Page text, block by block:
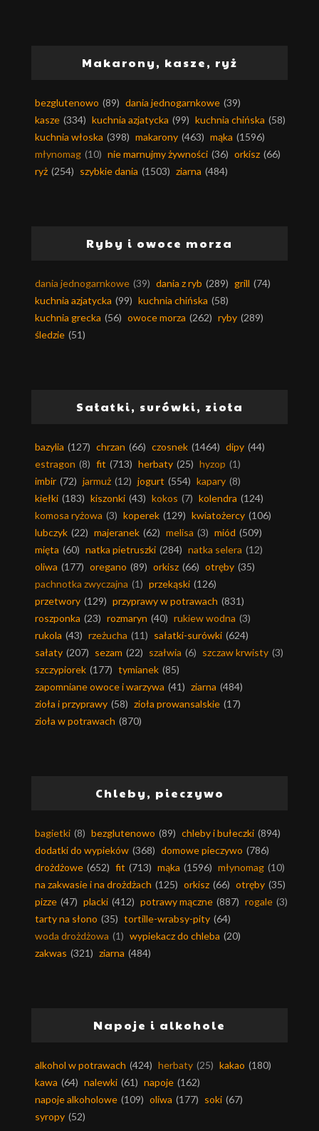
Makarony, kasze, ryż
bezglutenowo (89) dania jednogarnkowe (39)
kasze (334) kuchnia azjatycka (99) kuchnia chińska (58)
kuchnia włoska (398) makarony (463) mąka (1596)
młynomag (10) nie marnujmy żywności (36) orkisz (66)
ryż (254) szybkie dania (1503) ziarna (484)
Ryby i owoce morza
dania jednogarnkowe (39) dania z ryb (289) grill (74)
kuchnia azjatycka (99) kuchnia chińska (58)
kuchnia grecka (56) owoce morza (262) ryby (289)
śledzie (51)
Sałatki, surówki, zioła
bazylia (127) chrzan (66) czosnek (1464) dipy (44)
estragon (8) fit (713) herbaty (25) hyzop (1)
imbir (72) jarmuż (12) jogurt (554) kapary (8)
kiełki (183) kiszonki (43) kokos (7) kolendra (124)
komosa ryżowa (3) koperek (129) kwiatożercy (106)
lubczyk (22) majeranek (62) melisa (3) miód (509)
mięta (60) natka pietruszki (284) natka selera (12)
oliwa (177) oregano (89) orkisz (66) otręby (35)
pachnotka zwyczajna (1) przekąski (126)
przetwory (129) przyprawy w potrawach (831)
roszponka (23) rozmaryn (40) rukiew wodna (3)
rukola (43) rzeżucha (11) sałatki-surówki (624)
sałaty (207) sezam (22) szałwia (6) szczaw krwisty (3)
szczypiorek (177) tymianek (85)
zapomniane owoce i warzywa (41) ziarna (484)
zioła i przyprawy (58) zioła prowansalskie (17)
zioła w potrawach (870)
Chleby, pieczywo
bagietki (8) bezglutenowo (89) chleby i bułeczki (894)
dodatki do wypieków (368) domowe pieczywo (786)
drożdżowe (652) fit (713) mąka (1596) młynomag (10)
na zakwasie i na drożdżach (125) orkisz (66) otręby (35)
pizze (47) placki (412) potrawy mączne (887) rogale (3)
tarty na słono (35) tortille-wrabsy-pity (64)
woda drożdżowa (1) wypiekacz do chleba (20)
zakwas (321) ziarna (484)
Napoje i alkohole
alkohol w potrawach (424) herbaty (25) kakao (180)
kawa (64) nalewki (61) napoje (162)
napoje alkoholowe (109) oliwa (177) soki (67)
syropy (52)